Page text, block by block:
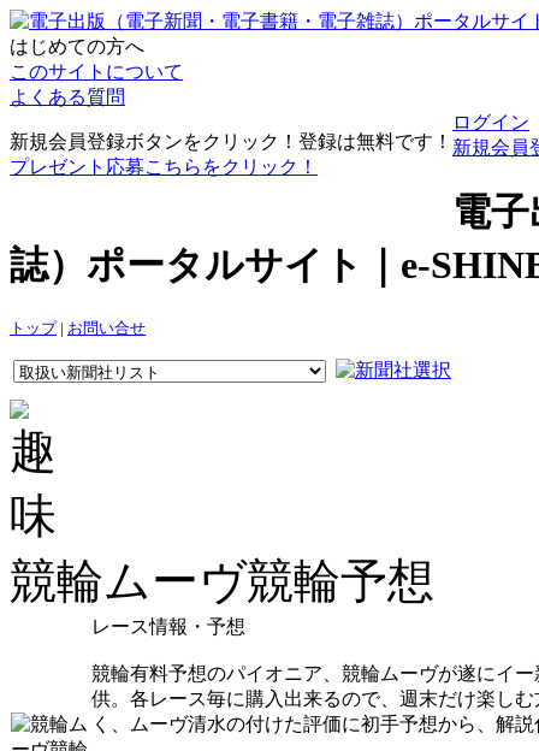
はじめての方へ
このサイトについて
よくある質問
新規会員登録ボタンをクリック！登録は無料です！
プレゼント応募こちらをクリック！
ログイン
新規会員
電
誌）ポータルサイト｜e-
トップ| お問い合せ
競輪ムーヴ競輪予想
レース情報・予想
競輪有料予想のパイオニア、競輪ムーヴが遂にイ
供。各レース毎に購入出来るので、週末だけ楽し
く、ムーヴ清水の付けた評価に初手予想から、解